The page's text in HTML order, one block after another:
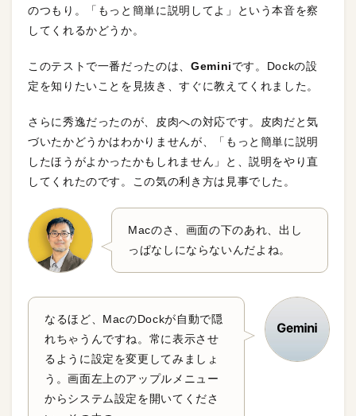
のつもり。「もっと簡単に説明してよ」という本音を察
してくれるかどうか。
このテストで一番だったのは、 Geminiです。Dockの設
定を知りたいことを見抜き、すぐに教えてくれました。
さらに秀逸だったのが、皮肉への対応です。皮肉だと気
づいたかどうかはわかりませんが、「もっと簡単に説明
したほうがよかったかもしれません」と、説明をやり直
してくれたのです。この気の利き方は見事でした。
Macのさ、画面の下のあれ、出し
っぱなしにならないんだよね。
なるほど、MacのDockが自動で隠
れちゃうんですね。常に表示させ
るように設定を変更してみましょ
う。画面左上のアップルメニュー
からシステム設定を開いてくださ